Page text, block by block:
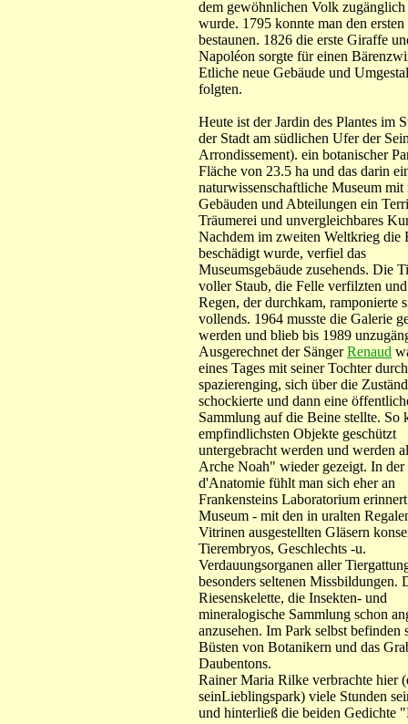
dem gewöhnlichen Volk zugänglich
wurde. 1795 konnte man den
bestaunen. 1826 die erste Giraffe
Napoléon sorgte für einen
Etliche neue Gebäude und
folgten.
Heute ist der Jardin des Plantes im
der Stadt am südlichen Ufer der
Arrondissement). ein botanischer
Fläche von 23.5 ha und das darin
naturwissenschaftliche Museum mit
Gebäuden und Abteilungen ein
Träumerei und unvergleichbares
Nachdem im zweiten Weltkrieg die
beschädigt wurde, verfiel das
Museumsgebäude zusehends. Die
voller Staub, die Felle verfilzten
Regen, der durchkam, ramponierte
vollends. 1964 musste die Galerie
werden und blieb bis 1989
Ausgerechnet der SängerRenaud
eines Tages mit seiner Tochter
spazierenging, sich über die
schockierte und dann eine
Sammlung auf die Beine stellte. So
empfindlichsten Objekte geschützt
untergebracht werden und werden
Arche Noah" wieder gezeigt. In der
d'Anatomie fühlt man sich eher an
Frankensteins Laboratorium
Museum - mit den in uralten
Vitrinen ausgestellten Gläsern
Tierembryos, Geschlechts -u.
Verdauungsorganen aller
besonders seltenen Missbildungen.
Riesenskelette, die Insekten- und
mineralogische Sammlung schon
anzusehen. Im Park selbst befinden
Büsten von Botanikern und das
Daubentons.
Rainer Maria Rilke verbrachte hier
seinLieblingspark) viele Stunden
und hinterließ die beiden Gedichte